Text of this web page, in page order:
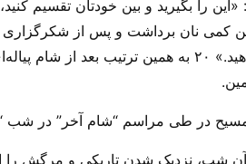
۱۹ همچنین کمی نان برداشت و پس از
یادبود من انجام دهید‌‌.» ۲۰ به همین
در طی مراسم “شام آخر” در شب
شب، نزدیک شدن تاریکی و مرگش